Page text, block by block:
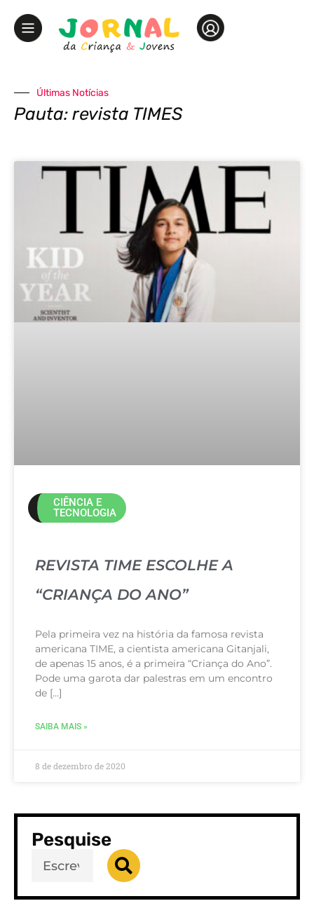
Últimas Notícias
Pauta: revista TIMES
CIÊNCIA E
TECNOLOGIA
REVISTA TIME ESCOLHE A
“CRIANÇA DO ANO”
Pela primeira vez na história da famosa revista
americana TIME, a cientista americana Gitanjali,
de apenas 15 anos, é a primeira “Criança do Ano”.
Pode uma garota dar palestras em um encontro
de […]
SAIBA MAIS »
8 de dezembro de 2020
Pesquise